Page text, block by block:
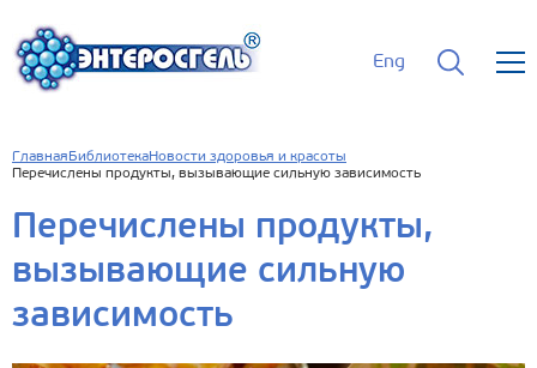
Eng
Главная БиблиотекаНовости здоровья и красоты
Перечислены продукты, вызывающие сильную зависимость
Перечислены продукты,
вызывающие сильную
зависимость